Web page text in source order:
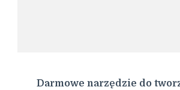
Darmowe narzędzie do